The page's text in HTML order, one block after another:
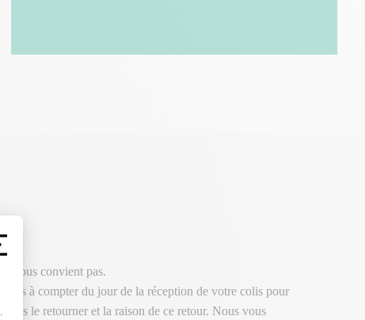
vous convient pas.
à compter du jour de la réception de votre colis pour
le retourner et la raison de ce retour. Nous vous